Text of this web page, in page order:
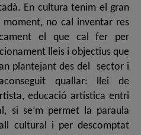
En cultura tenim el gran
no cal inventar res
el que cal fer per
lleis i objectius que
plantejant des del sector i
quallar: llei de
educació artística entri
si se’m permet la paraula
cultural i per descomptat